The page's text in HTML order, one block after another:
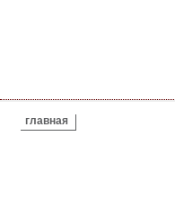
ВЫ ЗДЕСЬ
главная